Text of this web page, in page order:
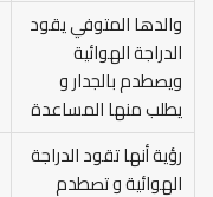
والدها المتوفي يقود
الدراجة الهوائية
ويصطدم بالجدار و
يطلب منها المساعدة
رؤية أنها تقود الدراجة
الهوائية و تصطدم